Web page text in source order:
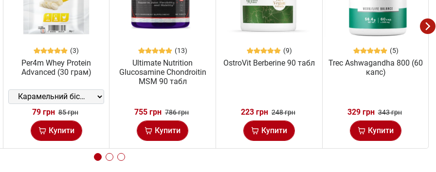
(3)
Per4m Whey Protein
Advanced (30 грам)
79 грн 85 грн
Купити
(13)
Ultimate Nutrition
Glucosamine Chondroitin
MSM 90 табл
755 грн 786 грн
Купити
(9)
OstroVit Berberine 90 табл
223 грн 248 грн
Купити
(5)
Trec Ashwagandha 800 (60
капс)
329 грн 343 грн
Купити